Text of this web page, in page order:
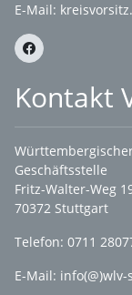
E-Mail:
Kontakt
Geschäftsstelle
Fritz-Walter-Weg
70372 Stuttgart
Telefon: 0711
E-Mail: